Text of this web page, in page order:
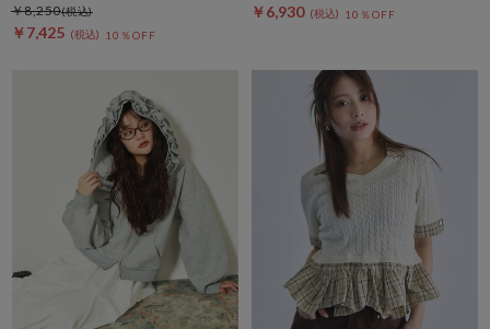
￥7,425 10％OFF
￥8,250 ￥6,930 10％OFF